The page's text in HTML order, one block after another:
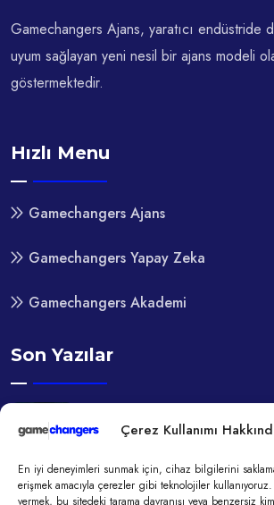
Çerez Kullanımı
En iyi deneyimleri sunmak için, cihaz bilgilerini
erişmek amacıyla çerezler gibi teknolojiler
vermek, bu sitedeki tarama davranışı veya benzersiz
Gamechangers Ajans, yaratıcı endüstride
uyum sağlayan yeni nesil bir ajans modeli
göstermektedir.
Hızlı Menu
Gamechangers Ajans
Gamechangers Yapay Zeka
Gamechangers Akademi
Son Yazılar
Algoritmaların Elinde
Düşünmeden Beğenmek